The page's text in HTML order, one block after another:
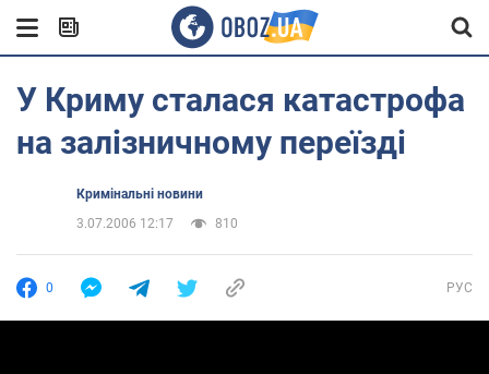
У Криму сталася катастрофа
на залізничному переїзді
Кримінальні новини
3.07.2006 12:17
810
0 РУС